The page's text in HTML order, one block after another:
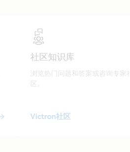
社区知识库
浏览热门问题和答案或咨询专家社
区。
Victron社区